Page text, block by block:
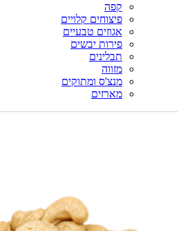
קפה
פיצוחים קלויים
אגוזים טבעיים
פירות יבשים
תבלינים
מזווה
מנצ'ס ומתוקים
מארזים